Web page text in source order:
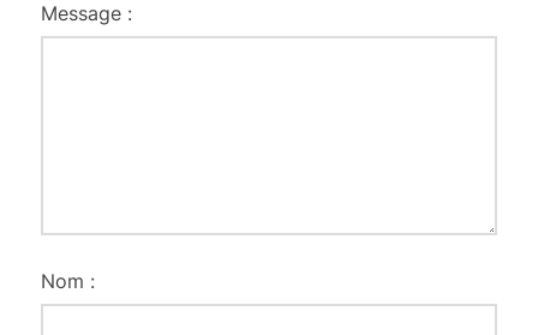
Message :
Nom :